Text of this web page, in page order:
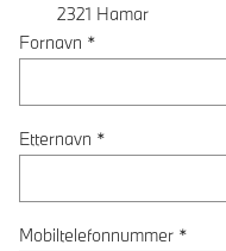
2321 Hamar
Fornavn *
Etternavn *
Mobiltelefonnummer *